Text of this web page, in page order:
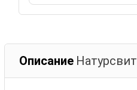
Описание Натурсвит